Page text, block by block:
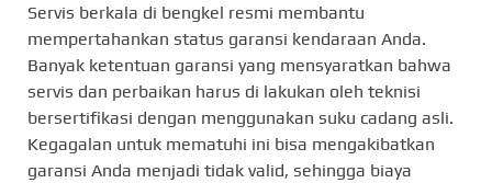
Servis berkala di bengkel resmi membantu
mempertahankan status garansi kendaraan Anda.
Banyak ketentuan garansi yang mensyaratkan bahwa
servis dan perbaikan harus di lakukan oleh teknisi
bersertifikasi dengan menggunakan suku cadang asli.
Kegagalan untuk mematuhi ini bisa mengakibatkan
garansi Anda menjadi tidak valid, sehingga biaya